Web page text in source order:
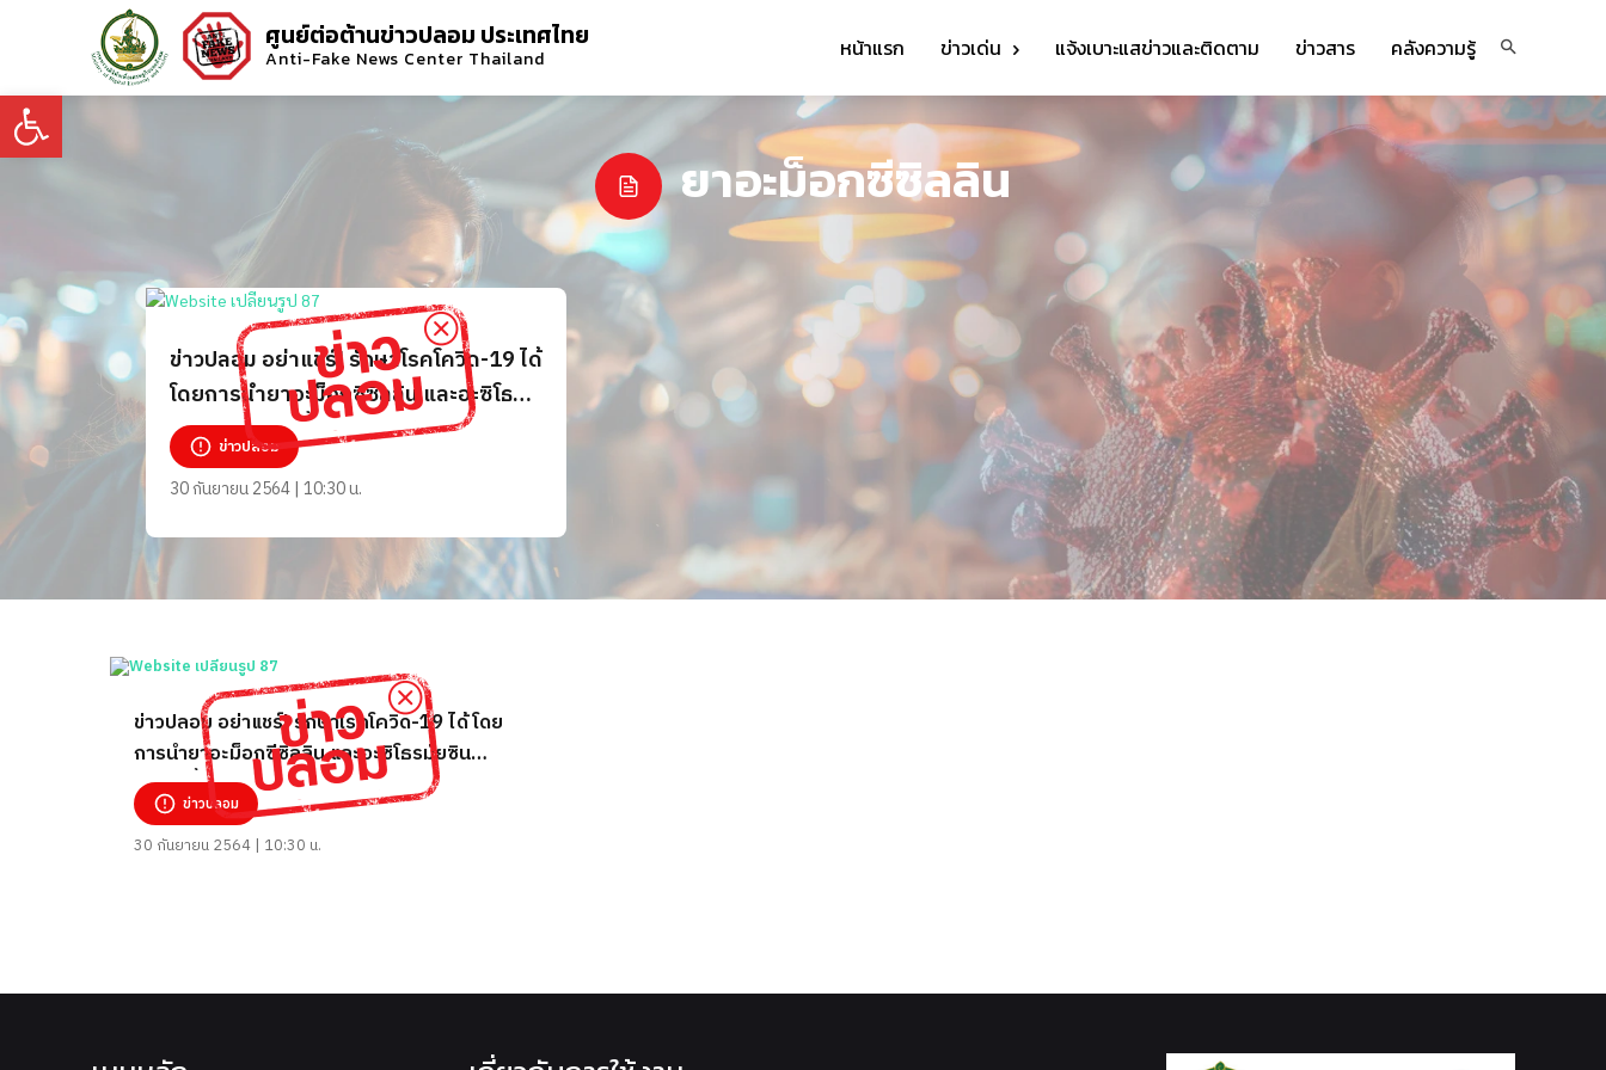
Open toolbar
ศูนย์ต่อต้านข่าวปลอม ประเทศไทย
Anti-Fake News Center Thailand หน้าแรก ข่าวเด่น แจ้งเบาะแสข่าวและติดตาม ข่าวสาร คลังความรู้
ยาอะม็อกซีซิลลิน
ข่าวปลอม อย่าแชร์! รักษาโรคโควิด-19 ได้
โดยการนำยาอะม็อกซีซิลลิน และอะซิโธ
รมัยซิน ละลายน้ำแล้วดื่ม
ข่าวปลอม
30 กันยายน 2564 | 10:30 น.
ข่าวปลอม อย่าแชร์! รักษาโรคโควิด-19 ได้ โดย
การนำยาอะม็อกซีซิลลิน และอะซิโธรมัยซิน
ละลายน้ำแล้วดื่ม
ข่าวปลอม
30 กันยายน 2564 | 10:30 น.